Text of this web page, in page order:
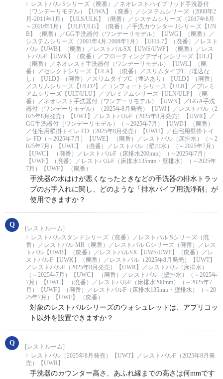
レストパル Sシリーズ（廃番）／ネオレストハイブリッド手洗器付
（ワンデーリモデル）【UWA】（廃番）／システムシリーズ（2008年2
月-2011年1月）【ULS/ULK】（廃番）／システムシリーズ（2017年8月
～2020年1月）【ULF/ULG】（廃番）／手洗カウンター Jシリーズ【UN
B】（廃番）／GG手洗器付（ワンデーリモデル）【UWG】（廃番）／
システムシリーズ（2003年4月-2008年1月）【UH5-7】（廃番）／レスト
パル【UWB】（廃番）／レストパルSX【UWS/UWP】（廃番）／レス
トパルF【UWK】（廃番）／フローティングデザインシリーズ【ULJ】
（廃番）／ネオレスト手洗器付（ワンデーリモデル）【UWL】（廃
番）／セレクトシリーズ【ULA】（廃番）／スリムタイプC（埋込な
し）【ULD】（廃番）／スリムタイプC（埋込あり）【ULD】（廃番）
／スリムシリーズ【ULD2】／コンフォートシリーズ【ULR】／プレミ
アムシリーズ【ULT/ULU】／プレミアムシリーズ【ULN/ULP】（廃
番）／ネオレスト手洗器付（ワンデーリモデル）【UWN】／GGA手洗
器付（ワンデーリモデル）（2025年8月発売）【UWJ】／レストパル（2
025年8月発売）【UWT】／レストパルF（2025年8月発売）【UWR】／
GG手洗器付（ワンデーリモデル）（～2025年7月）【UWD】（廃番）
／住宅用壁掛トイレ FD（2025年8月発売）【UWU】／住宅用壁掛トイ
レ FD（～2025年7月）【UWE】 （廃番）／レストパル（床排水）（～2
025年7月）【UWC】 （廃番）／レストパル（壁排水）（～2025年7月）
【UWC】 （廃番）／レストパルF（床排水200mm）（～2025年7月）
【UWF】（廃番）／レストパルF（床排水135mm・壁排水）（～2025年
7月）【UWF】 （廃番）
手洗器の水はけが悪くなったときなどの手洗器の排水トラッ
プのお手入れに関し、どのような「排水パイプ用洗浄剤」が
使用できますか？
[レストルーム]
レストパルスタンドシリーズ（廃番）／レストパル Sシリーズ（廃
番）／レストパル MR（廃番）／レストパル Gシリーズ（廃番）／レス
トパル【UWB】（廃番）／レストパルSX【UWS/UWP】（廃番）／レ
ストパルF【UWK】（廃番）／レストパル（2025年8月発売）【UWT】
／レストパルF（2025年8月発売）【UWR】／レストパル（床排水）
（～2025年7月）【UWC】 （廃番）／レストパル（壁排水）（～2025年
7月）【UWC】 （廃番）／レストパルF（床排水200mm）（～2025年7
月）【UWF】（廃番）／レストパルF（床排水135mm・壁排水）（～20
25年7月）【UWF】 （廃番）
対象のレストパルシリーズのウォシュレットは、アプリコッ
ト以外を設置できますか？
[レストルーム]
レストパル（2025年8月発売）【UWT】／レストパルF（2025年8月発
売）【UWR】
手洗器のカウンター高さ、あふれ縁までの高さは何mmです